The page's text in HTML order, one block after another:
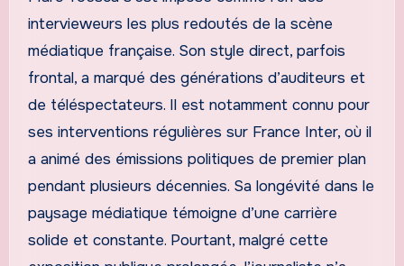
intervieweurs les plus redoutés de la scène
médiatique française. Son style direct, parfois
frontal, a marqué des générations d’auditeurs et
de téléspectateurs. Il est notamment connu pour
ses interventions régulières sur France Inter, où il
a animé des émissions politiques de premier plan
pendant plusieurs décennies. Sa longévité dans le
paysage médiatique témoigne d’une carrière
solide et constante. Pourtant, malgré cette